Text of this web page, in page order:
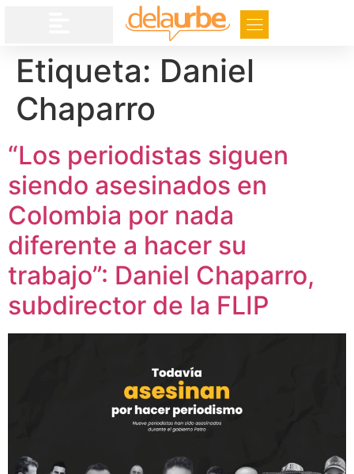
Etiqueta: Daniel
Chaparro
“Los periodistas siguen
siendo asesinados en
Colombia por nada
diferente a hacer su
trabajo”: Daniel Chaparro,
subdirector de la FLIP